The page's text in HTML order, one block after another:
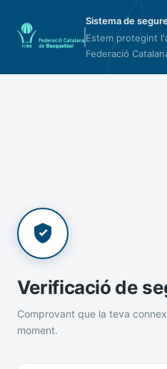
Sistema de
Estem protegint
Federació
Verificació de
Comprovant que la teva
moment.